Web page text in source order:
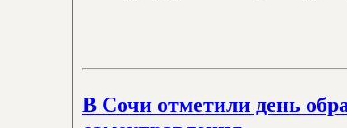
В Сочи отметили день